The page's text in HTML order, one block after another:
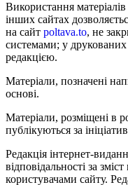
Використання
інших сайтах
на сайт poltava.to, не
системами; у
редакцією.
Матеріали, позначені
основі.
Матеріали, розміщені в
публікуються за
Редакція інтернет-
відповідальності за
користувачами сайту.